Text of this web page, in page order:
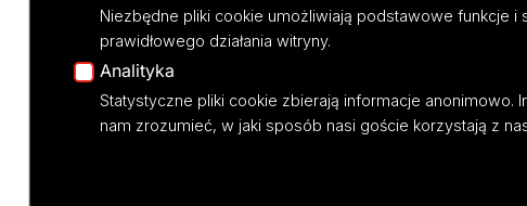
Projekt
Niezbędne pliki cookie umożliwiają podstawowe funkcje i
prawidłowego działania witryny.
Analityka
Statystyczne pliki cookie zbierają informacje anonimowo.
nam zrozumieć, w jaki sposób nasi goście korzystają z